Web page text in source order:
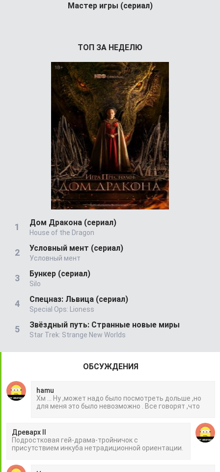
Мастер игры (сериал)
ТОП ЗА НЕДЕЛЮ
Дом Дракона (сериал)
House of the Dragon
Условный мент (сериал)
Условный мент
Бункер (сериал)
Silo
Спецназ: Львица (сериал)
Special Ops: Lioness
Звёздный путь: Странные новые миры
Star Trek: Strange New Worlds
ОБСУЖДЕНИЯ
hamu
Хм ... Ну ,может надо было посмотреть дольше ,но
для меня это было невозможно . Все говорят ,что
Древарх II
Подростковая гей-драма-тройничок с
присутствием инкуба нетрадиционной ориентации.